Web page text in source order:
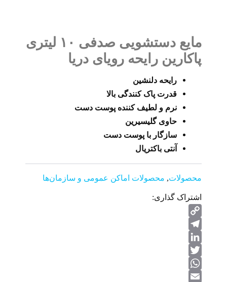
مایع دستشویی صدفی ۱۰ لیتری
پاکارین رایحه رویای دریا
رایحه دلنشین
قدرت پاک کنندگی بالا
نرم و لطیف کننده پوست دست
حاوی گلیسیرین
سازگار با پوست دست
آنتی باکتریال
محصولات, محصولات اماکن عمومی و سازمان‌ها
اشتراک گذاری:
Copy
Link
Telegram
LinkedIn
Twitter
WhatsApp